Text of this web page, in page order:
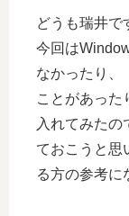
どうも瑞井で
今回は
なかったり、
ことがあった
入れてみたの
ておこうと思
る方の参考に